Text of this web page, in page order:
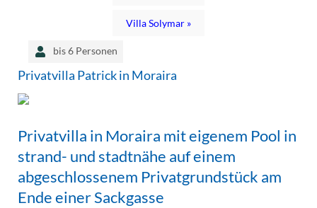
Villa Solymar »
bis 6 Personen
Privatvilla Patrick in Moraira
Privatvilla in Moraira mit eigenem Pool in
strand- und stadtnähe auf einem
abgeschlossenem Privatgrundstück am
Ende einer Sackgasse